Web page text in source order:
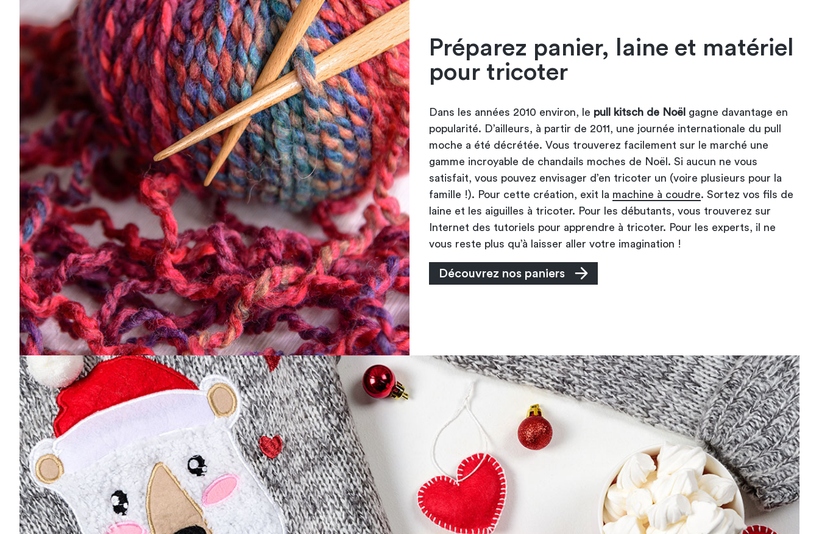
Préparez panier, laine et matériel
pour tricoter
Dans les années 2010 environ, le pull kitsch de Noël gagne davantage en
popularité. D’ailleurs, à partir de 2011, une journée internationale du pull
moche a été décrétée. Vous trouverez facilement sur le marché une
gamme incroyable de chandails moches de Noël. Si aucun ne vous
satisfait, vous pouvez envisager d’en tricoter un (voire plusieurs pour la
famille !). Pour cette création, exit la machine à coudre. Sortez vos fils de
laine et les aiguilles à tricoter. Pour les débutants, vous trouverez sur
Internet des tutoriels pour apprendre à tricoter. Pour les experts, il ne
vous reste plus qu’à laisser aller votre imagination !
Découvrez nos paniers